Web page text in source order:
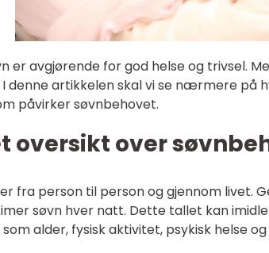
er avgjørende for god helse og trivsel.
denne artikkelen skal vi se nærmere på
påvirker søvnbehovet.
oversikt over
fra person til person og gjennom livet.
søvn hver natt. Dette tallet kan
alder, fysisk aktivitet, psykisk helse